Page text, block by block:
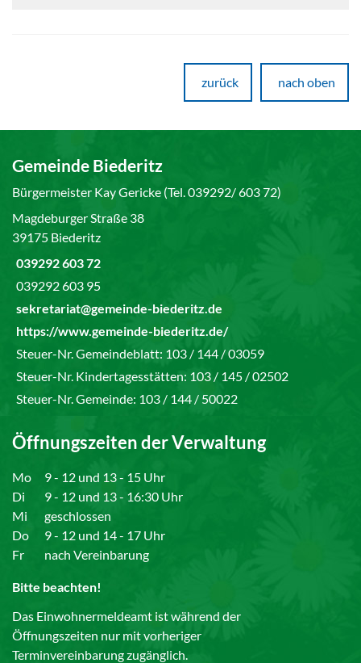
zurück nach oben
Gemeinde Biederitz
Bürgermeister Kay Gericke (Tel. 039292/ 603 72)
Magdeburger Straße 38
39175 Biederitz
039292 603 72
039292 603 95
sekretariat@gemeinde-biederitz.de
https://www.gemeinde-biederitz.de/
Steuer-Nr. Gemeindeblatt: 103 / 144 / 03059
Steuer-Nr. Kindertagesstätten: 103 / 145 / 02502
Steuer-Nr. Gemeinde: 103 / 144 / 50022
Öffnungszeiten der Verwaltung
Mo
9 - 12 und 13 - 15 Uhr
Di
9 - 12 und 13 - 16:30 Uhr
Mi
geschlossen
Do
9 - 12 und 14 - 17 Uhr
Fr
nach Vereinbarung
Bitte beachten!
Das Einwohnermeldeamt ist während der
Öffnungszeiten nur mit vorheriger
Terminvereinbarung zugänglich.